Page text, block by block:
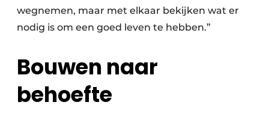
wegnemen, maar met elkaar bekijken wat er
nodig is om een goed leven te hebben.”
Bouwen naar
behoefte